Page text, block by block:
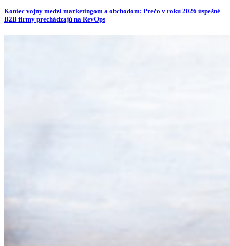
Koniec vojny medzi marketingom a obchodom: Prečo v roku 2026 úspešné
B2B firmy prechádzajú na RevOps